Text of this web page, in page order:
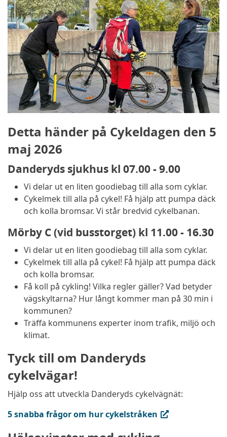
Detta händer på Cykeldagen den 5
maj 2026
Danderyds sjukhus kl 07.00 - 9.00
Vi delar ut en liten goodiebag till alla som cyklar.
Cykelmek till alla på cykel! Få hjälp att pumpa däck
och kolla bromsar. Vi står bredvid cykelbanan.
Mörby C (vid busstorget) kl 11.00 - 16.30
Vi delar ut en liten goodiebag till alla som cyklar.
Cykelmek till alla på cykel! Få hjälp att pumpa däck
och kolla bromsar.
Få koll på cykling! Vilka regler gäller? Vad betyder
vägskyltarna? Hur långt kommer man på 30 min i
kommunen?
Träffa kommunens experter inom trafik, miljö och
klimat.
Tyck till om Danderyds
cykelvägar!
Hjälp oss att utveckla Danderyds cykelvägnät:
5 snabba frågor om hur cykelstråken
(extern länk, öppnas i ny flik)